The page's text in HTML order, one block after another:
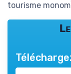
tourisme